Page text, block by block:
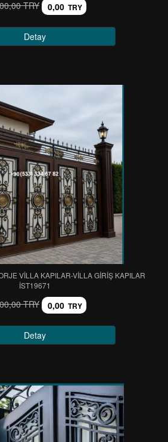
TRY 0,00 TRY
Detay
VİLLA KAPILAR-VİLLA GİRİŞ KAPILAR
IST19671
TRY 0,00 TRY
Detay